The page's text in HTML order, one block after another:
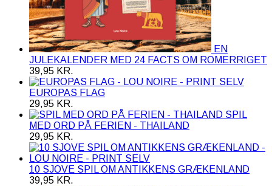
EN
JULEKALENDER MED 24 FACTS OM ROMERRIGET
39,95 KR.
EUROPAS FLAG
29,95 KR.
SPIL
MED ORD PÅ FERIEN - THAILAND
29,95 KR.
10 SJOVE SPIL OM ANTIKKENS GRÆKENLAND
39,95 KR.